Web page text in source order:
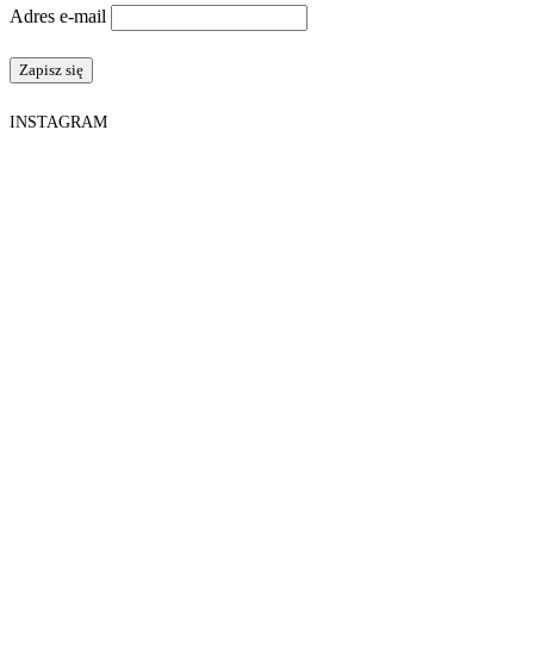
Adres e-mail
INSTAGRAM